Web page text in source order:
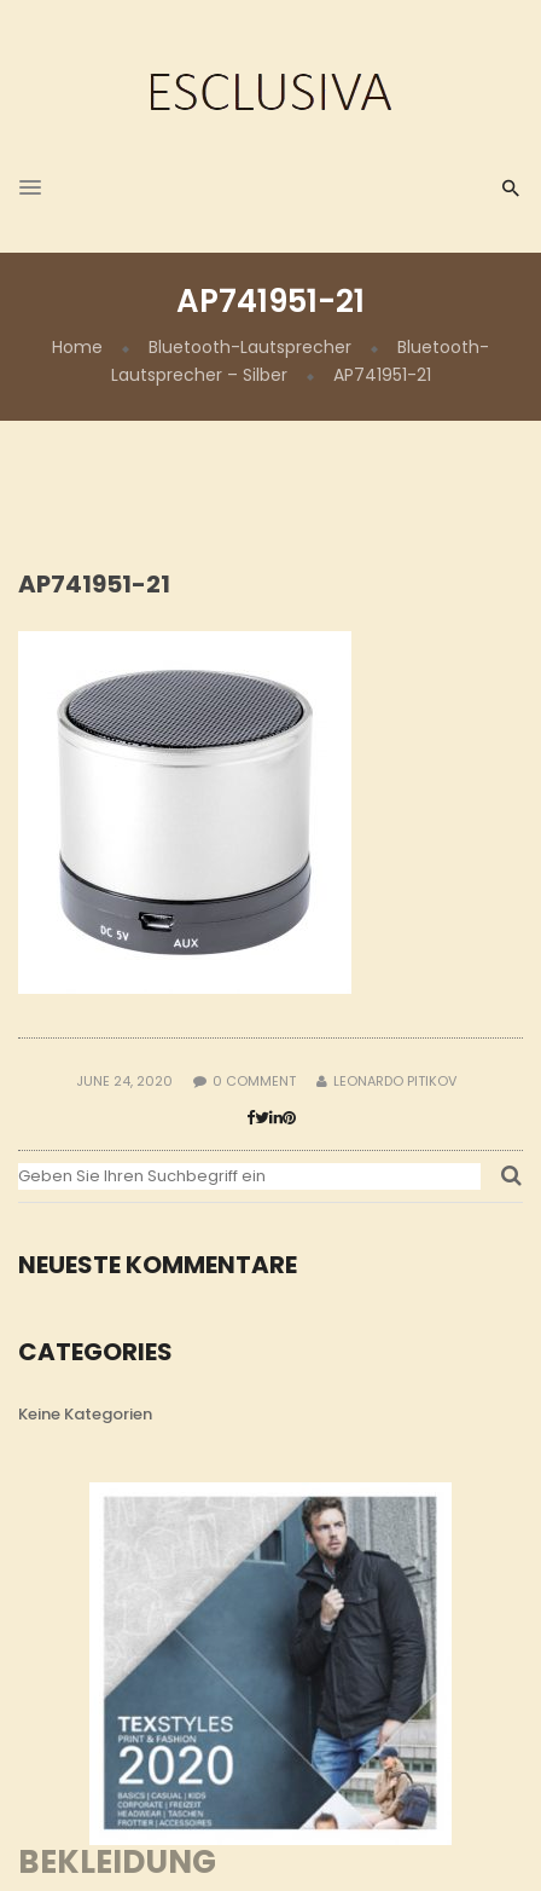
AP741951-21
Home Bluetooth-Lautsprecher
Bluetooth-
Lautsprecher – Silber
AP741951-21
NEUESTE KOMMENTARE
CATEGORIES
Keine Kategorien
BEKLEIDUNG
AP741951-21
JUNE 24, 2020 0 COMMENT LEONARDO PITIKOV